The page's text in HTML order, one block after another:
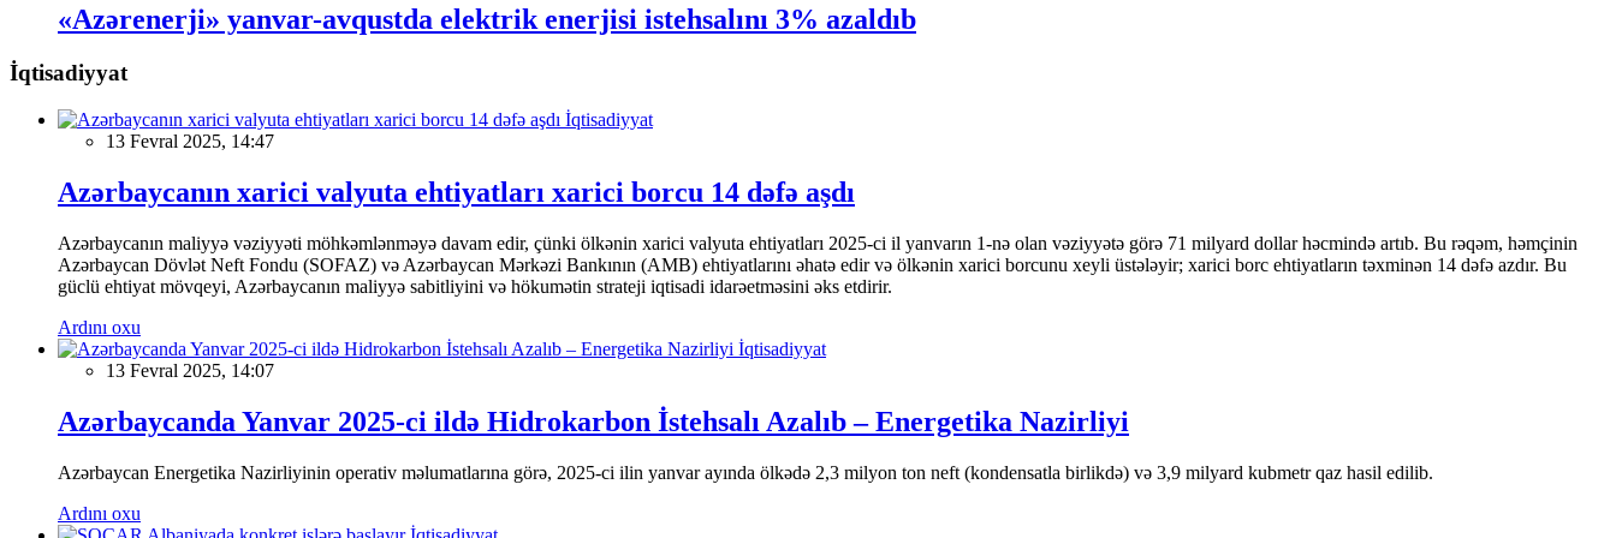
«Azərenerji» yanvar-avqustda elektrik enerjisi istehsalını 3% azaldıb
İqtisadiyyat
İqtisadiyyat
13 Fevral 2025, 14:47
Azərbaycanın xarici valyuta ehtiyatları xarici borcu 14 dəfə aşdı
Azərbaycanın maliyyə vəziyyəti möhkəmlənməyə davam edir, çünki ölkənin xarici valyuta ehtiyatları 2025-ci il yanvarın 1-nə olan vəziyyətə görə 71 milyard dollar həcmində artıb. Bu rəqəm, həmçinin
Azərbaycan Dövlət Neft Fondu (SOFAZ) və Azərbaycan Mərkəzi Bankının (AMB) ehtiyatlarını əhatə edir və ölkənin xarici borcunu xeyli üstələyir; xarici borc ehtiyatların təxminən 14 dəfə azdır. Bu
güclü ehtiyat mövqeyi, Azərbaycanın maliyyə sabitliyini və hökumətin strateji iqtisadi idarəetməsini əks etdirir.
Ardını oxu
İqtisadiyyat
13 Fevral 2025, 14:07
Azərbaycanda Yanvar 2025-ci ildə Hidrokarbon İstehsalı Azalıb – Energetika Nazirliyi
Azərbaycan Energetika Nazirliyinin operativ məlumatlarına görə, 2025-ci ilin yanvar ayında ölkədə 2,3 milyon ton neft (kondensatla birlikdə) və 3,9 milyard kubmetr qaz hasil edilib.
Ardını oxu